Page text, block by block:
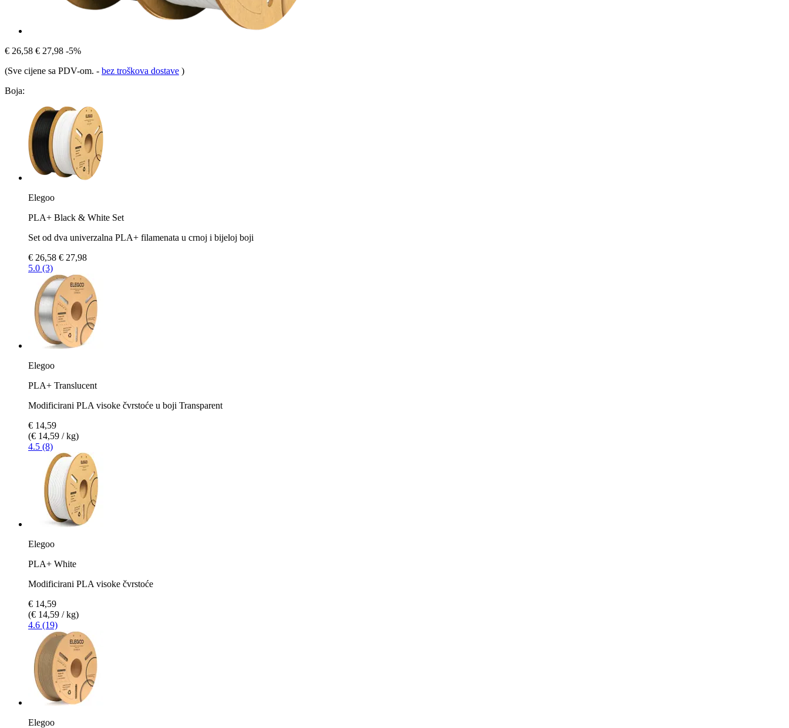
€ 26,58 € 27,98 -5%
(Sve cijene sa PDV-om. - bez troškova dostave )
Boja:
Elegoo
PLA+ Black & White Set
Set od dva univerzalna PLA+ filamenata u crnoj i bijeloj boji
€ 26,58 € 27,98
5.0 (3)
Elegoo
PLA+ Translucent
Modificirani PLA visoke čvrstoće u boji Transparent
€ 14,59
(€ 14,59 / kg)
4.5 (8)
Elegoo
PLA+ White
Modificirani PLA visoke čvrstoće
€ 14,59
(€ 14,59 / kg)
4.6 (19)
Elegoo